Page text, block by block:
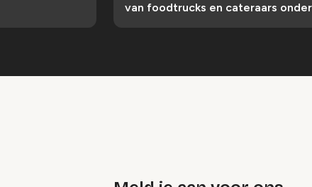
van foodtrucks en cateraars